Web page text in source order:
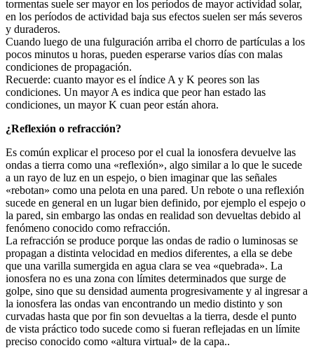
tormentas suele ser mayor en los períodos de mayor actividad solar,
en los períodos de actividad baja sus efectos suelen ser más severos
y duraderos.
Cuando luego de una fulguración arriba el chorro de partículas a los
pocos minutos u horas, pueden esperarse varios días con malas
condiciones de propagación.
Recuerde: cuanto mayor es el índice A y K peores son las
condiciones. Un mayor A es indica que peor han estado las
condiciones, un mayor K cuan peor están ahora.
¿Reflexión o refracción?
Es común explicar el proceso por el cual la ionosfera devuelve las
ondas a tierra como una «reflexión», algo similar a lo que le sucede
a un rayo de luz en un espejo, o bien imaginar que las señales
«rebotan» como una pelota en una pared. Un rebote o una reflexión
sucede en general en un lugar bien definido, por ejemplo el espejo o
la pared, sin embargo las ondas en realidad son devueltas debido al
fenómeno conocido como refracción.
La refracción se produce porque las ondas de radio o luminosas se
propagan a distinta velocidad en medios diferentes, a ella se debe
que una varilla sumergida en agua clara se vea «quebrada». La
ionosfera no es una zona con límites determinados que surge de
golpe, sino que su densidad aumenta progresivamente y al ingresar a
la ionosfera las ondas van encontrando un medio distinto y son
curvadas hasta que por fin son devueltas a la tierra, desde el punto
de vista práctico todo sucede como si fueran reflejadas en un límite
preciso conocido como «altura virtual» de la capa..